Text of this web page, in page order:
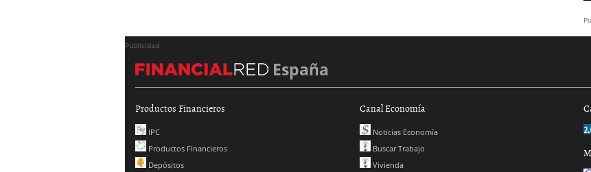
Publicidad
España
Productos Financieros
IPC
Productos Financieros
Depósitos
Canal Economía
Noticias Economía
Buscar Trabajo
Vivienda